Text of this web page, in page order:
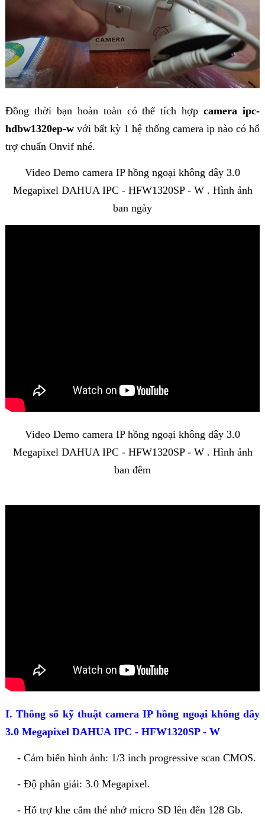
Đồng thời bạn hoàn toàn có thể tích hợpcamera ipc-
hdbw1320ep-wvới bất kỳ 1 hệ thống camera ip nào có hổ
trợ chuẩn Onvif nhé.
Video Demo camera IP hồng ngoại không dây 3.0
Megapixel DAHUA IPC - HFW1320SP - W . Hình ảnh
ban ngày
Video Demo camera IP hồng ngoại không dây 3.0
Megapixel DAHUA IPC - HFW1320SP - W . Hình ảnh
ban đêm
I. Thông số kỹ thuật camera IP hồng ngoại không dây
3.0 Megapixel DAHUA IPC - HFW1320SP - W
- Cảm biến hình ảnh: 1/3 inch progressive scan CMOS.
- Độ phân giải: 3.0 Megapixel.
- Hỗ trợ khe cắm thẻ nhớ micro SD lên đến 128 Gb.